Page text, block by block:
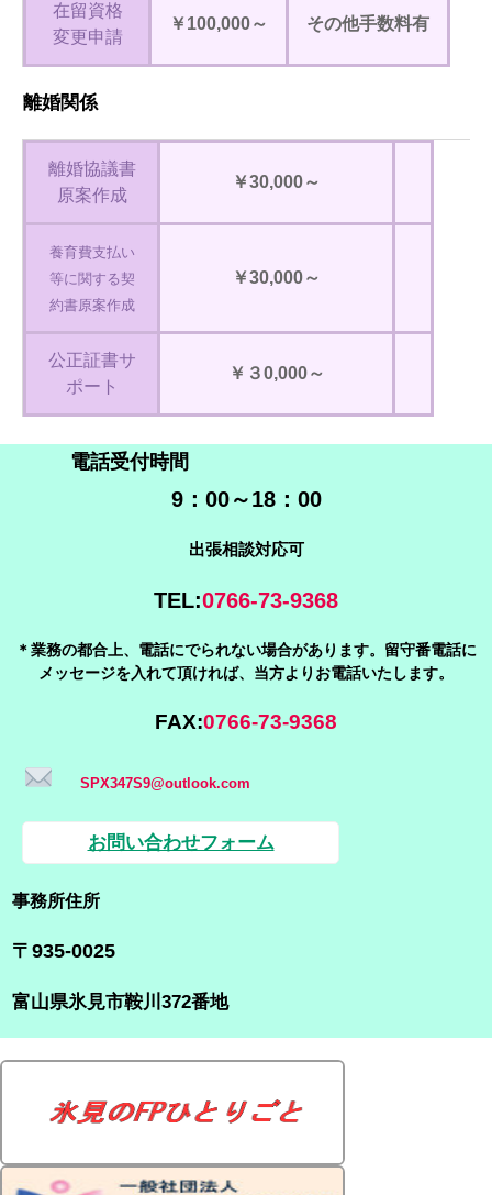
在留資格
変更申請
￥100,000～ その他手数料有
離婚関係
離婚協議書
原案作成
￥30,000～
養育費支払い
等に関する契
約書原案作成
￥30,000～
公正証書サ
ポート
￥３0,000～
電話受付時間
9：00～18：00
出張相談対応可
TEL:0766-73-9368
＊業務の都合上、電話にでられない場合があります。留守番電話に
メッセージを入れて頂ければ、当方よりお電話いたします。
FAX:0766-73-9368
SPX347S9@outlook.com
お問い合わせフォーム
事務所住所
〒935-0025
富山県氷見市鞍川372番地